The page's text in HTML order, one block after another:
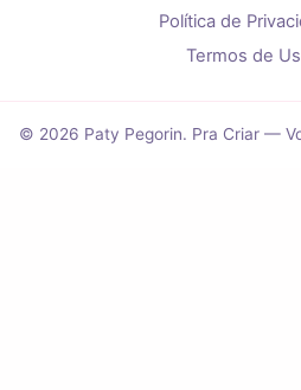
Política de
Termos de
© 2026 Paty Pegorin. Pra Criar —